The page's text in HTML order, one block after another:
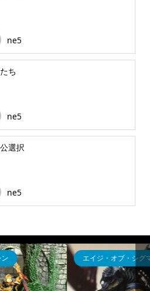
ne5
ち
ne5
選択
ne5
TRPG用ミニチュア